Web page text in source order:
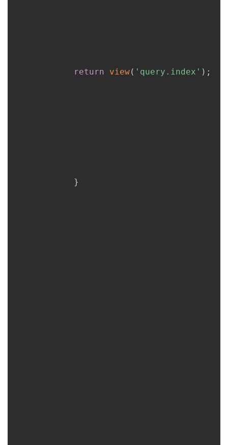
return view( 'query.index' ) ;
}